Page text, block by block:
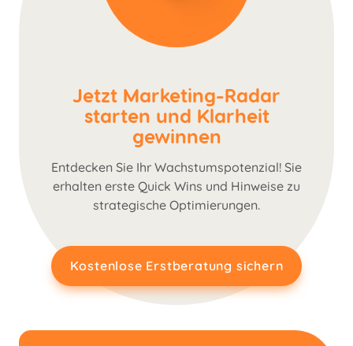
Jetzt Marketing-Radar
starten und Klarheit
gewinnen
Entdecken Sie Ihr Wachstumspotenzial! Sie
erhalten erste Quick Wins und Hinweise zu
strategische Optimierungen.
Kostenlose Erstberatung sichern